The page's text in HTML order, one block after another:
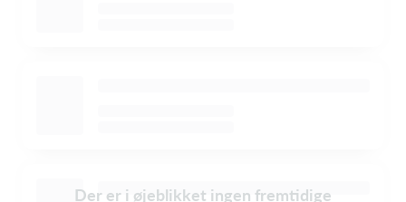
Der er i øjeblikket ingen fremtidige